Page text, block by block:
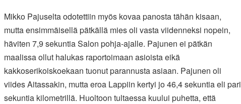
Mikko Pajuselta odotettiin myös kovaa panosta tähän kisaan,
mutta ensimmäisellä pätkällä mies oli vasta viidenneksi nopein,
häviten 7,9 sekuntia Salon pohja-ajalle. Pajunen ei pätkän
maalissa ollut halukas raportoimaan asioista eikä
kakkoserikoiskoekaan tuonut parannusta asiaan. Pajunen oli
viides Aitassakin, mutta eroa Lappiin kertyi jo 46,4 sekuntia eli pari
sekuntia kilometrillä. Huoltoon tultaessa kuului puhetta, että